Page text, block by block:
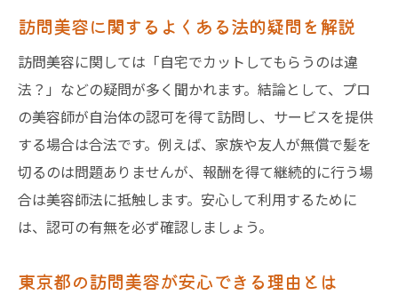
訪問美容に関するよくある法的疑問を解説
訪問美容に関しては「自宅でカットしてもらうのは違
法？」などの疑問が多く聞かれます。結論として、プロ
の美容師が自治体の認可を得て訪問し、サービスを提供
する場合は合法です。例えば、家族や友人が無償で髪を
切るのは問題ありませんが、報酬を得て継続的に行う場
合は美容師法に抵触します。安心して利用するために
は、認可の有無を必ず確認しましょう。
東京都の訪問美容が安心できる理由とは